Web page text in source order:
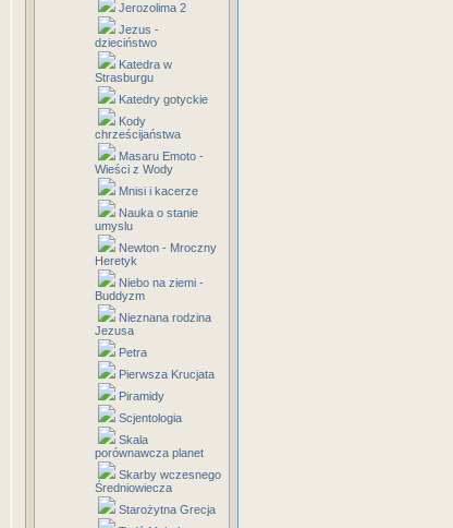
Jerozolima 2
Jezus -
dzieciństwo
Katedra w
Strasburgu
Katedry gotyckie
Kody
chrześcijaństwa
Masaru Emoto -
Wieści z Wody
Mnisi i kacerze
Nauka o stanie
umyslu
Newton - Mroczny
Heretyk
Niebo na ziemi -
Buddyzm
Nieznana rodzina
Jezusa
Petra
Pierwsza Krucjata
Piramidy
Scjentologia
Skala
porównawcza planet
Skarby wczesnego
Średniowiecza
Starożytna Grecja